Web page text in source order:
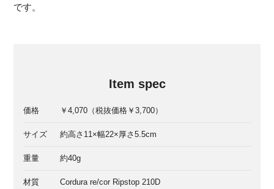
です。
Item spec
価格 ￥4,070（税抜価格￥3,700）
サイズ 約高さ11×幅22×厚さ5.5cm
重量 約40g
材質 Cordura re/cor Ripstop 210D